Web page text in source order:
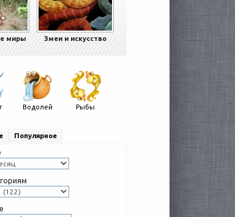
миры Змеи и искусство
Водолей Рыбы
Популярное